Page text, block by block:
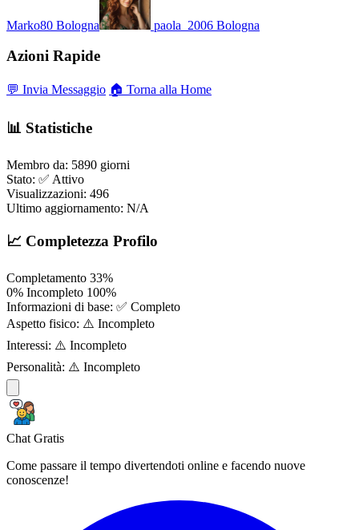
Marko80 Bologna paola_2006 Bologna
Azioni Rapide
💬 Invia Messaggio 🏠 Torna alla Home
📊 Statistiche
Membro da: 5890 giorni
Stato: ✅ Attivo
Visualizzazioni: 496
Ultimo aggiornamento: N/A
📈 Completezza Profilo
Completamento 33%
0% Incompleto 100%
Informazioni di base: ✅ Completo
Aspetto fisico: ⚠️ Incompleto
Interessi: ⚠️ Incompleto
Personalità: ⚠️ Incompleto
Chat Gratis
Come passare il tempo divertendoti online e facendo nuove
conoscenze!